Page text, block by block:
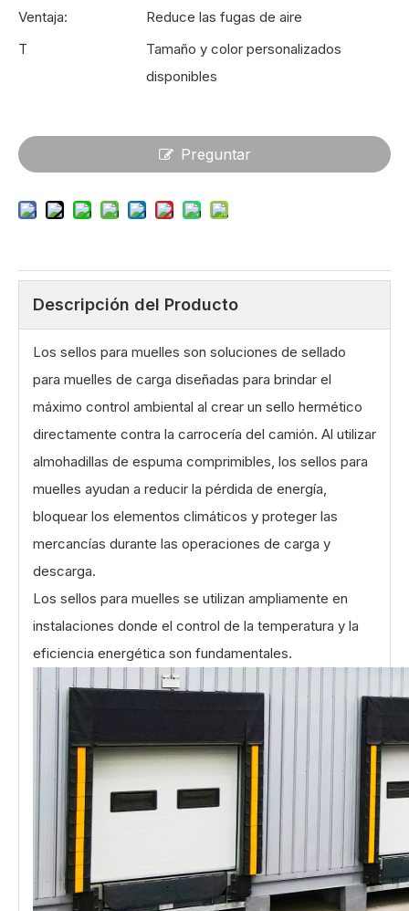
Ventaja:
Reduce las fugas de aire
T
Tamaño y color personalizados
disponibles
Preguntar
Descripción del Producto
Los sellos para muelles son soluciones de sellado
para muelles de carga diseñadas para brindar el
máximo control ambiental al crear un sello hermético
directamente contra la carrocería del camión. Al utilizar
almohadillas de espuma comprimibles, los sellos para
muelles ayudan a reducir la pérdida de energía,
bloquear los elementos climáticos y proteger las
mercancías durante las operaciones de carga y
descarga.
Los sellos para muelles se utilizan ampliamente en
instalaciones donde el control de la temperatura y la
eficiencia energética son fundamentales.